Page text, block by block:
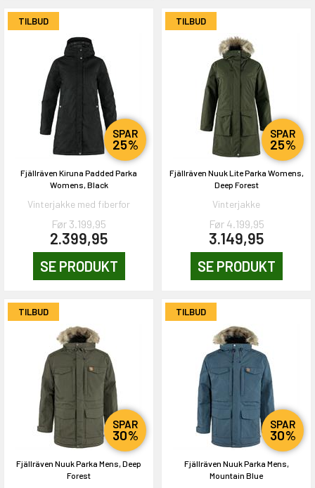
TILBUD
SPAR
25%
Fjällräven Kiruna Padded Parka
Womens, Black
Vinterjakke med fiberfor
Før 3.199,95
2.399,95
SE PRODUKT
TILBUD
SPAR
25%
Fjällräven Nuuk Lite Parka Womens,
Deep Forest
Vinterjakke
Før 4.199,95
3.149,95
SE PRODUKT
TILBUD
SPAR
30%
Fjällräven Nuuk Parka Mens, Deep
Forest
TILBUD
SPAR
30%
Fjällräven Nuuk Parka Mens,
Mountain Blue